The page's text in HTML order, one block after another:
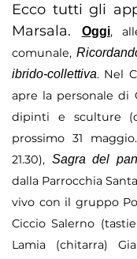
Ecco tutti gli
Marsala.
Oggi,
comunale,
ibrido-collettiva. Nel
apre la personale di
dipinti e sculture
prossimo 31
21.30), Sagra del
dalla Parrocchia
vivo con il gruppo
Ciccio Salerno
Lamia (chitarra)